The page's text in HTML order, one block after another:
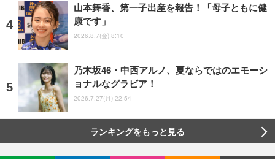
山本舞香、第一子出産を報告！「母子ともに健
康です」
2026.8.7(金) 8:10
乃木坂46・中西アルノ、夏ならではのエモーシ
ョナルなグラビア！
2026.7.27(月) 22:54
ランキングをもっと見る